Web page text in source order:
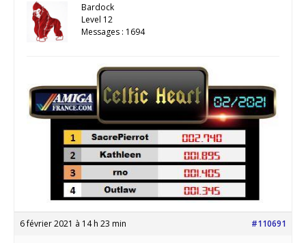
Bardock
Level 12
Messages : 1694
6 février 2021 à 14 h 23 min #110691